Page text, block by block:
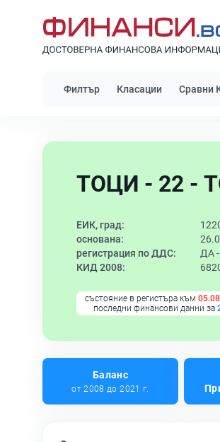
Филтър Класации Сравни
ТОЦИ - 22 -
ЕИК, град:
основана:
регистрация по ДДС:
ДА -
КИД 2008:
състояние в регистъра към
последни финансови данни за
Баланс
от 2008 до 2021 г.